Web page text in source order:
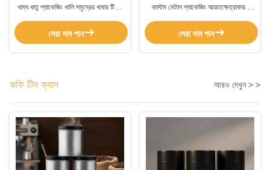
খাদ্য ধাতু প্যাকেজিং খালি সমুদ্রের খাবার টিনের
সেরা দাম পান
কাস্টম মেটাল প্যাকেজিং আয়তক্ষেত্রাকার /
সেরা দাম পান
কফি টিন ক্যান আরও দেখুন > >